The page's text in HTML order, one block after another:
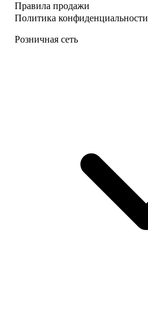
Правила продажи
Политика конфиденциальности
Розничная сеть